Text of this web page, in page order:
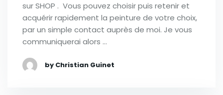
sur SHOP . Vous pouvez choisir puis retenir et
acquérir rapidement la peinture de votre choix,
par un simple contact auprès de moi. Je vous
communiquerai alors …
by Christian Guinet